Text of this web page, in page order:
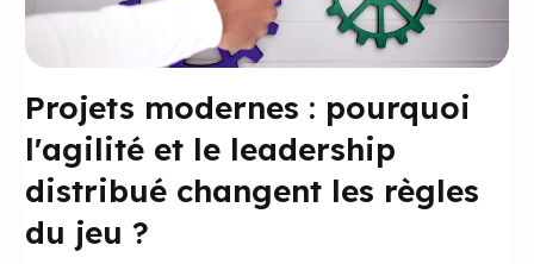
Projets modernes : pourquoi
l'agilité et le leadership
distribué changent les règles
du jeu ?